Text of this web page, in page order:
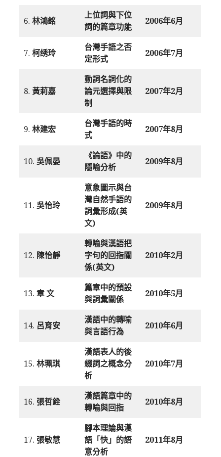
6. 林鴻銘
上位詞與下位
詞的篇章功能
2006年6月
7. 柯绣玲
台灣手語之否
定形式
2006年7月
8. 黃莉嘉
動詞名詞化的
論元選擇與限
制
2007年2月
9. 林建宏
台灣手語的時
式
2007年8月
10. 吳佩晏
《論語》中的
隱喻分析
2009年8月
11. 吳怡玲
意象圖示與台
灣自然手語的
詞彙形成(英
文)
2009年8月
12. 陳怡靜
轉喻與漢語把
字句的回指關
係(英文)
2010年2月
13. 章 文
篇章中的預設
與詞彙關係
2010年5月
14. 呂育安
漢語中的轉喻
與言語行為
2010年6月
15. 林珮琪
漢語表人的後
綴詞之概念分
析
2010年7月
16. 張哲銓
漢語篇章中的
轉喻與回指
2010年8月
17. 張敏慧
腳本理論與漢
語「快」的語
意分析
2011年8月